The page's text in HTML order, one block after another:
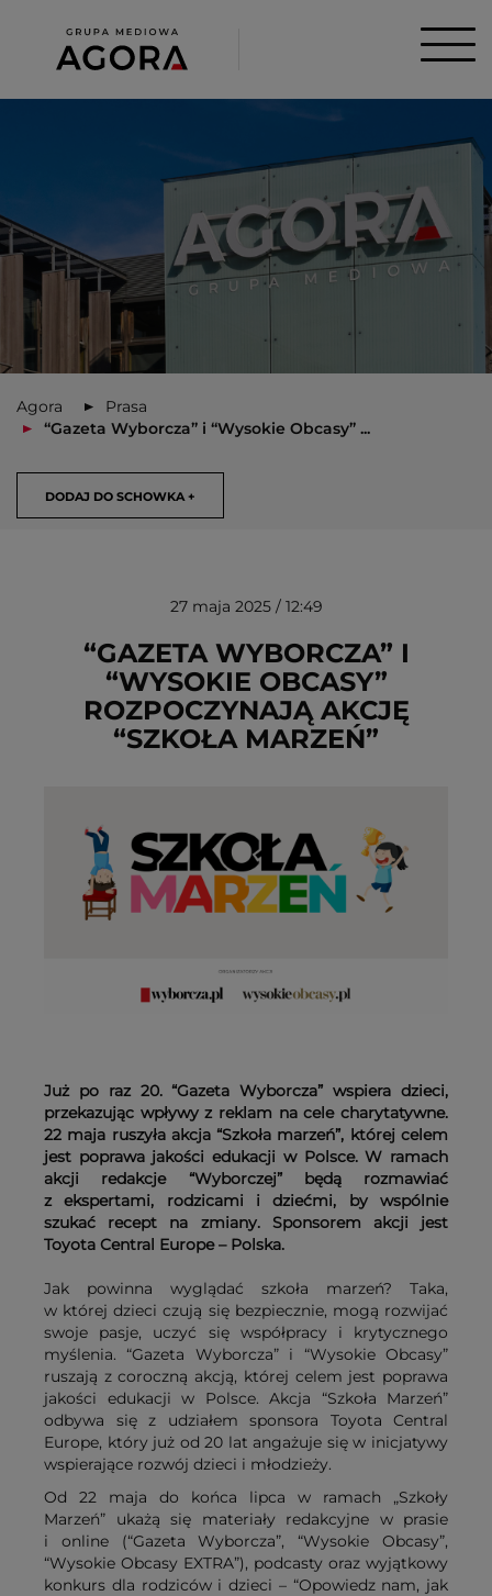
Agora
Prasa
“Gazeta Wyborcza” i “Wysokie Obcasy” ...
DODAJ DO SCHOWKA +
USUŃ ZE SCHOWKA
27 maja 2025 / 12:49
“GAZETA WYBORCZA” I
“WYSOKIE OBCASY”
ROZPOCZYNAJĄ AKCJĘ
“SZKOŁA MARZEŃ”
Już po raz 20. “Gazeta Wyborcza” wspiera dzieci,
przekazując wpływy z reklam na cele charytatywne.
22 maja ruszyła akcja “Szkoła marzeń”, której celem
jest poprawa jakości edukacji w Polsce. W ramach
akcji redakcje “Wyborczej” będą rozmawiać
z ekspertami, rodzicami i dziećmi, by wspólnie
szukać recept na zmiany. Sponsorem akcji jest
Toyota Central Europe – Polska.
Jak powinna wyglądać szkoła marzeń? Taka,
w której dzieci czują się bezpiecznie, mogą rozwijać
swoje pasje, uczyć się współpracy i krytycznego
myślenia. “Gazeta Wyborcza” i “Wysokie Obcasy”
ruszają z coroczną akcją, której celem jest poprawa
jakości edukacji w Polsce. Akcja “Szkoła Marzeń”
odbywa się z udziałem sponsora Toyota Central
Europe, który już od 20 lat angażuje się w inicjatywy
wspierające rozwój dzieci i młodzieży.
Od 22 maja do końca lipca w ramach „Szkoły
Marzeń” ukażą się materiały redakcyjne w prasie
i online (“Gazeta Wyborcza”, “Wysokie Obcasy”,
“Wysokie Obcasy EXTRA”), podcasty oraz wyjątkowy
konkurs dla rodziców i dzieci – “Opowiedz nam, jak